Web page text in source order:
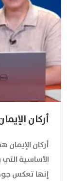
أركان
أركان الإيمان
الأساسية
إنها تعكس